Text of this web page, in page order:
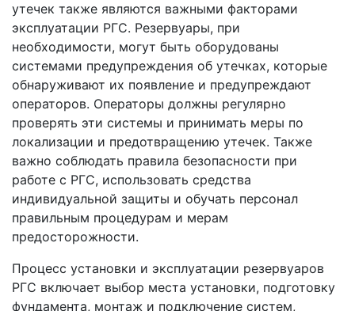
утечек также являются важными факторами
эксплуатации РГС. Резервуары, при
необходимости, могут быть оборудованы
системами предупреждения об утечках, которые
обнаруживают их появление и предупреждают
операторов. Операторы должны регулярно
проверять эти системы и принимать меры по
локализации и предотвращению утечек. Также
важно соблюдать правила безопасности при
работе с РГС, использовать средства
индивидуальной защиты и обучать персонал
правильным процедурам и мерам
предосторожности.
Процесс установки и эксплуатации резервуаров
РГС включает выбор места установки, подготовку
фундамента, монтаж и подключение систем,